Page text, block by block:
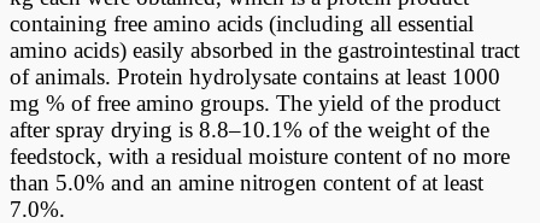
containing free amino acids (including all essential
amino acids) easily absorbed in the gastrointestinal tract
of animals. Protein hydrolysate contains at least 1000
mg % of free amino groups. The yield of the product
after spray drying is 8.8–10.1% of the weight of the
feedstock, with a residual moisture content of no more
than 5.0% and an amine nitrogen content of at least
7.0%.